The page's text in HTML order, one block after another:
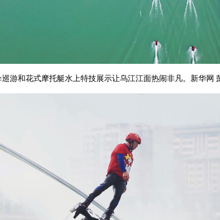
巡游和花式摩托艇水上特技展示让乌江江面热闹非凡。新华网